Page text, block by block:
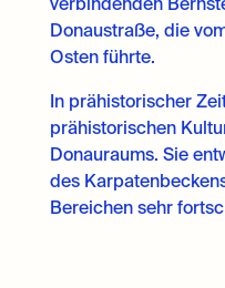
verbindenden
Donaustraße, die
Osten führte.
In prähistorischer
prähistorischen
Donauraums. Sie
des
Bereichen sehr